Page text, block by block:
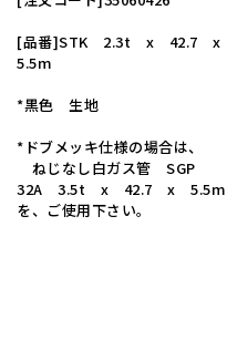
[品番]STK 2.3t x 42.7 x
5.5m
*黒色 生地
*ドブメッキ仕様の場合は、
ねじなし白ガス管 SGP
32A 3.5t x 42.7 x 5.5m
を、ご使用下さい。